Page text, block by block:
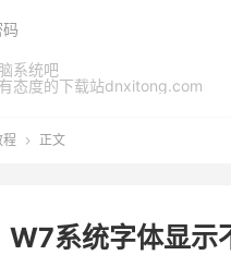
系统吧
态度的下载站dnxitong.com
程  正文
W7系统字体显示